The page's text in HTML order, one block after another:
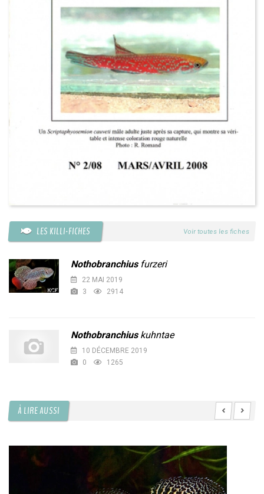
LES KILLI-FICHES Voir toutes les fiches
Nothobranchiusfurzeri
22 MAI 2019
3
2914
Nothobranchiuskuhntae
10 DÉCEMBRE 2019
0
1265
À LIRE AUSSI